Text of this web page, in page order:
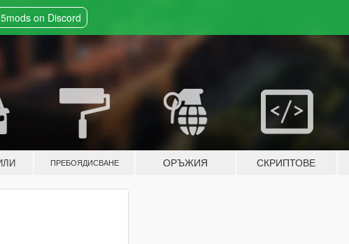
5mods on Discord
ПРЕБОЯДИСВАНЕ ОРЪЖИЯ СКРИПТОВЕ